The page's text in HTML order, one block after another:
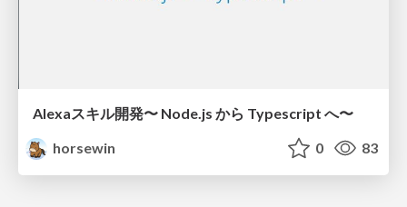
Alexaスキル開発 〜 Node.js から Typescript へ〜
horsewin
0 83